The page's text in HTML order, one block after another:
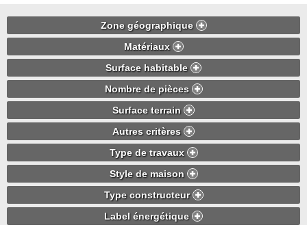
Zone géographique
Matériaux
Surface habitable
Nombre de pièces
Surface terrain
Autres critères
Type de travaux
Style de maison
Type constructeur
Label énergétique